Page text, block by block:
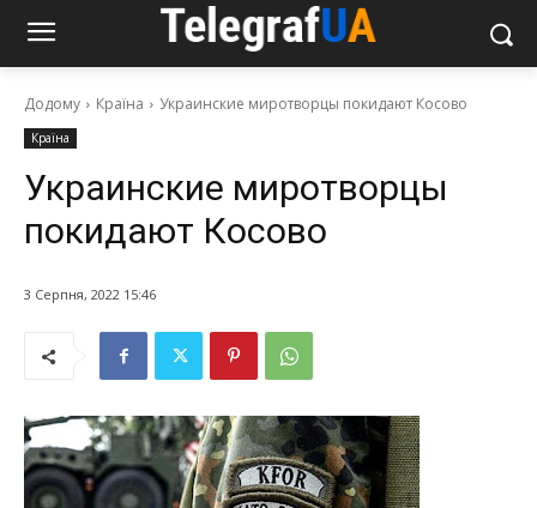
Додому Країна Украинские миротворцы покидают Косово
Країна
Украинские миротворцы
покидают Косово
3 Серпня, 2022 15:46